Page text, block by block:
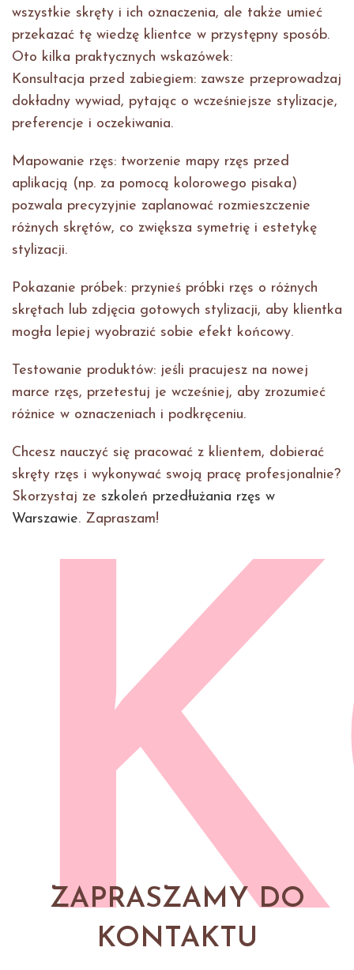
wszystkie skręty i ich oznaczenia, ale także umieć
przekazać tę wiedzę klientce w przystępny sposób.
Oto kilka praktycznych wskazówek:
Konsultacja przed zabiegiem: zawsze przeprowadzaj
dokładny wywiad, pytając o wcześniejsze stylizacje,
preferencje i oczekiwania.
Mapowanie rzęs: tworzenie mapy rzęs przed
aplikacją (np. za pomocą kolorowego pisaka)
pozwala precyzyjnie zaplanować rozmieszczenie
różnych skrętów, co zwiększa symetrię i estetykę
stylizacji.
Pokazanie próbek: przynieś próbki rzęs o różnych
skrętach lub zdjęcia gotowych stylizacji, aby klientka
mogła lepiej wyobrazić sobie efekt końcowy.
Testowanie produktów: jeśli pracujesz na nowej
marce rzęs, przetestuj je wcześniej, aby zrozumieć
różnice w oznaczeniach i podkręceniu.
Chcesz nauczyć się pracować z klientem, dobierać
skręty rzęs i wykonywać swoją pracę profesjonalnie?
Skorzystaj ze szkoleń przedłużania rzęs w
Warszawie. Zapraszam!
ZAPRASZAMY DO
KONTAKTU